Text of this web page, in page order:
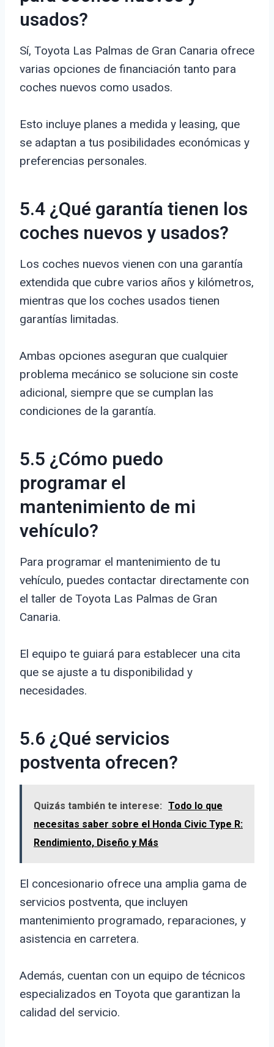
usados?
Sí, Toyota Las Palmas de Gran Canaria ofrece
varias opciones de financiación tanto para
coches nuevos como usados.
Esto incluye planes a medida y leasing, que
se adaptan a tus posibilidades económicas y
preferencias personales.
5.4 ¿Qué garantía tienen los
coches nuevos y usados?
Los coches nuevos vienen con una garantía
extendida que cubre varios años y kilómetros,
mientras que los coches usados tienen
garantías limitadas.
Ambas opciones aseguran que cualquier
problema mecánico se solucione sin coste
adicional, siempre que se cumplan las
condiciones de la garantía.
5.5 ¿Cómo puedo
programar el
mantenimiento de mi
vehículo?
Para programar el mantenimiento de tu
vehículo, puedes contactar directamente con
el taller de Toyota Las Palmas de Gran
Canaria.
El equipo te guiará para establecer una cita
que se ajuste a tu disponibilidad y
necesidades.
5.6 ¿Qué servicios
postventa ofrecen?
Quizás también te interese: Todo lo que
necesitas saber sobre el Honda Civic Type R:
Rendimiento, Diseño y Más
El concesionario ofrece una amplia gama de
servicios postventa, que incluyen
mantenimiento programado, reparaciones, y
asistencia en carretera.
Además, cuentan con un equipo de técnicos
especializados en Toyota que garantizan la
calidad del servicio.